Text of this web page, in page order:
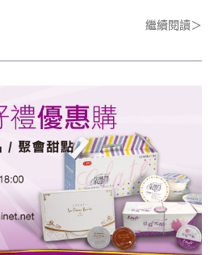
繼續閱讀＞